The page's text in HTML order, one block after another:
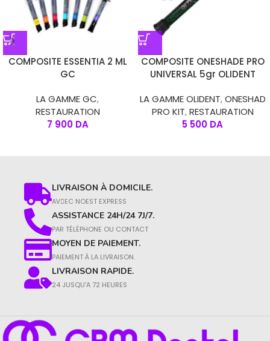
COMPOSITE ESSENTIA 2 ML
GC
LA GAMME GC,
RESTAURATION
7 900 DA
COMPOSITE ONESHADE PRO
UNIVERSAL 5gr OLIDENT
LA GAMME OLIDENT,ONESHAD
PRO KIT,RESTAURATION
5 500 DA
LIVRAISON À DOMICILE.
AVِEC NOEST EXPRESS
ASSISTANCE 24H/24 7J/7.
PAR TÉLÉPHONE OU CONTACT​
MOYEN DE PAIEMENT.
PAIEMENT À LA LIVRAISON.​
LIVRAISON RAPIDE.
24 JUSQU'A 72 HEURES